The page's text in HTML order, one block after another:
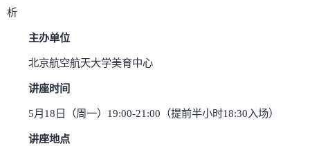
析
主办单位
北京航空航天大学美育中心
讲座时间
5月18日（周一）19:00-21:00（提前半小时18:30入场）
讲座地点